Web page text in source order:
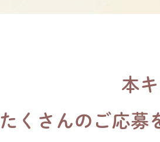
本
たくさんのご応募